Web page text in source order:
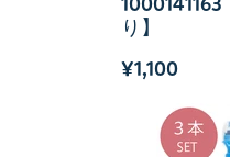
り】
¥1,100